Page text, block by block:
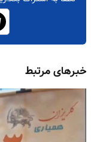
خبرهای مرتبط